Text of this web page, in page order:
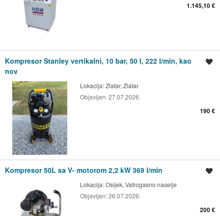
1.145,10 €
Kompresor Stanley vertikalni, 10 bar, 50 l, 222 l/min, kao
nov
Lokacija:Zlatar, Zlatar
Objavljen:27.07.2026.
190 €
Kompresor 50L sa V- motorom 2,2 kW 369 l/min
Lokacija:Osijek, Vatrogasno naselje
Objavljen:26.07.2026.
200 €